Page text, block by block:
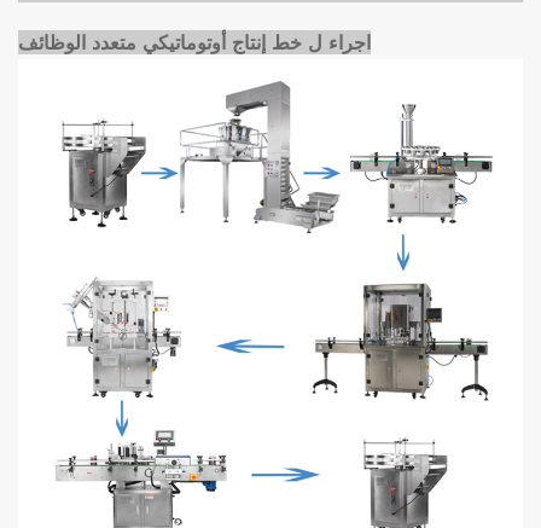
اجراء ل خط إنتاج أوتوماتيكي متعدد الوظائف